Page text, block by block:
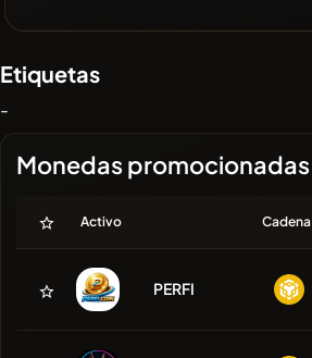
Etiquetas
-
Monedas promocionadas
Activo Cadena
PERFI